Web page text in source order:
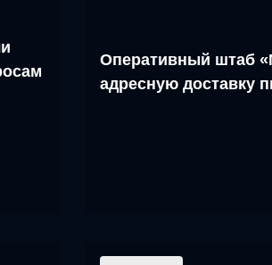
Оперативный штаб
адресную доставку